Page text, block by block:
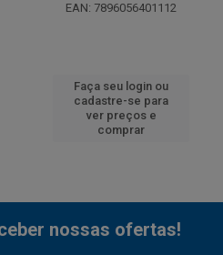
EAN: 7896056401112
Faça seu login ou
cadastre-se para
ver preços e
comprar
nossas ofertas!